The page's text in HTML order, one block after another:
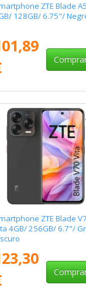
ZTE Blade
128GB/ 6.75"/
ZTE Blade
4GB/ 256GB/ 6.7"/